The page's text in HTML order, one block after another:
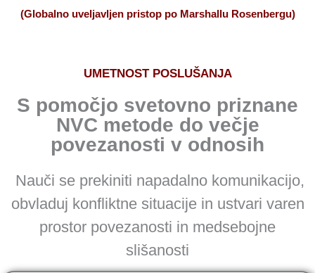
(Globalno uveljavljen pristop po Marshallu Rosenbergu)
UMETNOST POSLUŠANJA
S pomočjo svetovno priznane
NVC metode do večje
povezanosti v odnosih
Nauči se prekiniti napadalno komunikacijo,
obvladuj konfliktne situacije in ustvari varen
prostor povezanosti in medsebojne
slišanosti